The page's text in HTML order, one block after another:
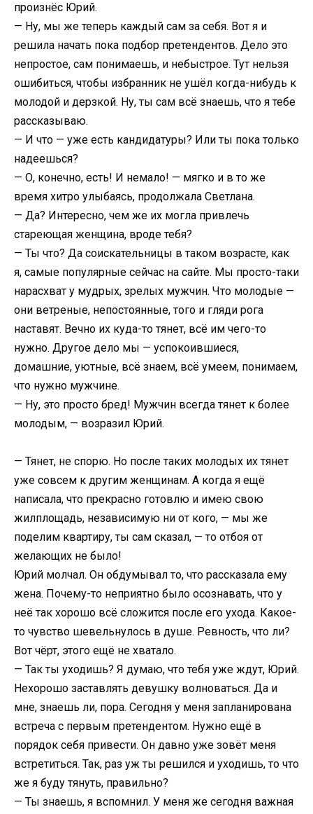
произнёс Юрий.
— Ну, мы же теперь каждый сам за себя. Вот я и
решила начать пока подбор претендентов. Дело это
непростое, сам понимаешь, и небыстрое. Тут нельзя
ошибиться, чтобы избранник не ушёл когда-нибудь к
молодой и дерзкой. Ну, ты сам всё знаешь, что я тебе
рассказываю.
— И что — уже есть кандидатуры? Или ты пока только
надеешься?
— О, конечно, есть! И немало! — мягко и в то же
время хитро улыбаясь, продолжала Светлана.
— Да? Интересно, чем же их могла привлечь
стареющая женщина, вроде тебя?
— Ты что? Да соискательницы в таком возрасте, как
я, самые популярные сейчас на сайте. Мы просто-таки
нарасхват у мудрых, зрелых мужчин. Что молодые —
они ветреные, непостоянные, того и гляди рога
наставят. Вечно их куда-то тянет, всё им чего-то
нужно. Другое дело мы — успокоившиеся,
домашние, уютные, всё знаем, всё умеем, понимаем,
что нужно мужчине.
— Ну, это просто бред! Мужчин всегда тянет к более
молодым, — возразил Юрий.
— Тянет, не спорю. Но после таких молодых их тянет
уже совсем к другим женщинам. А когда я ещё
написала, что прекрасно готовлю и имею свою
жилплощадь, независимую ни от кого, — мы же
поделим квартиру, ты сам сказал, — то отбоя от
желающих не было!
Юрий молчал. Он обдумывал то, что рассказала ему
жена. Почему-то неприятно было осознавать, что у
неё так хорошо всё сложится после его ухода. Какое-
то чувство шевельнулось в душе. Ревность, что ли?
Вот чёрт, этого ещё не хватало.
— Так ты уходишь? Я думаю, что тебя уже ждут, Юрий.
Нехорошо заставлять девушку волноваться. Да и
мне, знаешь ли, пора. Сегодня у меня запланирована
встреча с первым претендентом. Нужно ещё в
порядок себя привести. Он давно уже зовёт меня
встретиться. Так, раз уж ты решился и уходишь, то что
же я буду тянуть, правильно?
— Ты знаешь, я вспомнил. У меня же сегодня важная